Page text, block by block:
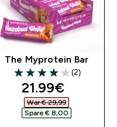
The Myprotein Bar
4 out of 5 stars
(2)
discounted
21.99€‎
War € 29,99‎
Spare € 8,00‎